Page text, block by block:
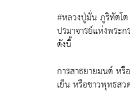
#หลวงปู่มั่น ภูริทัตโต
ปรมาจารย์แห่งพระ
ดังนี้
การสาธยายมนต์ ห
เย็น หรือชาวพุทธส